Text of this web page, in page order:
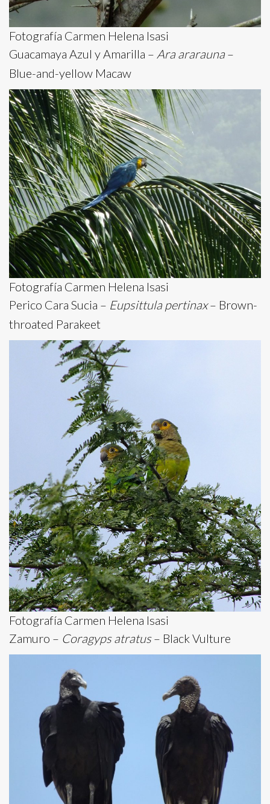
Fotografía Carmen Helena Isasi
Guacamaya Azul y Amarilla – Ara ararauna –
Blue-and-yellow Macaw
Fotografía Carmen Helena Isasi
Perico Cara Sucia – Eupsittula pertinax– Brown-
throated Parakeet
Fotografía Carmen Helena Isasi
Zamuro – Coragyps atratus– Black Vulture